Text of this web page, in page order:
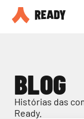
Seja
BLOG
Histórias das
Ready.